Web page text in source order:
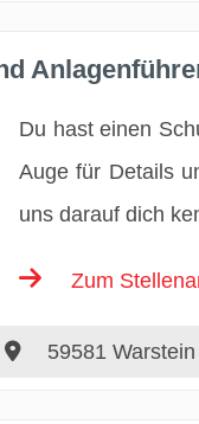
Du hast einen
Auge für Details
uns darauf dich
Zum
59581 Warstein